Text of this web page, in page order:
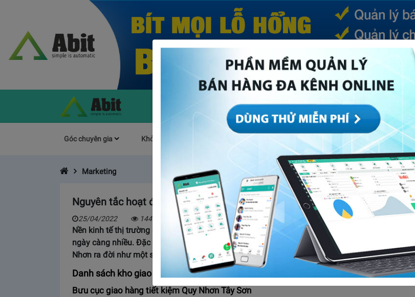
(CURRENT)
Góc chuyên gia Khởi Nghiệp Mục khác Quản trị
Marketing
Nguyên tắc hoạt động của dịch vụ giao hàng tiết kiệm Quy Nhơn
25/04/2022 14479
Nền kinh tế thị trường đang ngày càng phát triển và bùng nổ, kéo theo nhu cầu vận chuyển hàng
ngày càng nhiều. Đặc biệt là đối với các hộ kinh doanh, doanh nghiệp. Giao hàng tiết kiệm Quy
Nhơn ra đời như một sự giúp đỡ đắc lực tới tất cả khách hàng.
Danh sách kho giao hàng tiết kiệm Quy Nhơn
Bưu cục giao hàng tiết kiệm Quy Nhơn Tây Sơn